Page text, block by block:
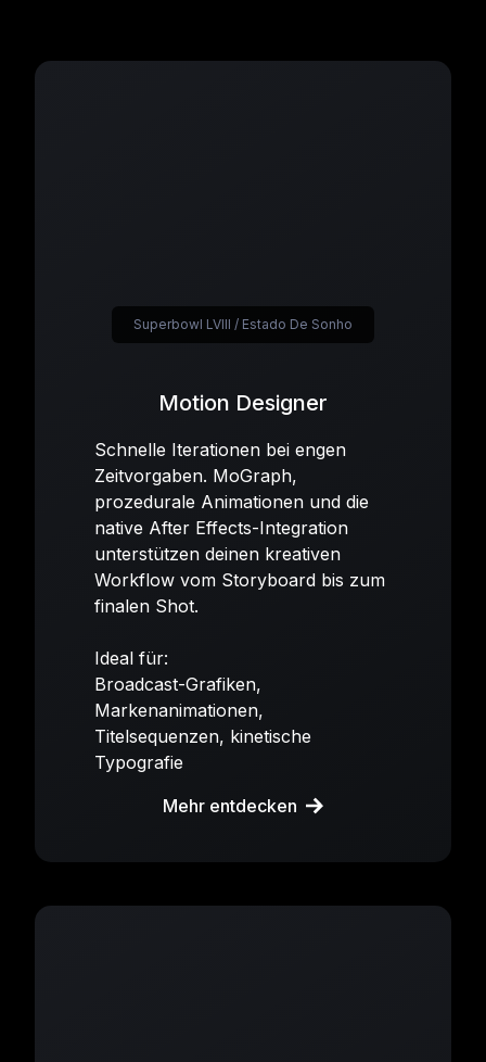
Motion Designer
Schnelle Iterationen bei engen
Zeitvorgaben. MoGraph,
prozedurale Animationen und die
native After Effects-Integration
unterstützen deinen kreativen
Workflow vom Storyboard bis zum
finalen Shot.
Ideal für:
Broadcast-Grafiken,
Markenanimationen,
Titelsequenzen, kinetische
Typografie
Mehr entdecken
Superbowl LVIII / Estado De Sonho